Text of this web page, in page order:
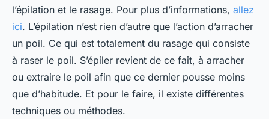
l’épilation et le rasage. Pour plus d’informations, allez
ici. L’épilation n’est rien d’autre que l’action d’arracher
un poil. Ce qui est totalement du rasage qui consiste
à raser le poil. S’épiler revient de ce fait, à arracher
ou extraire le poil afin que ce dernier pousse moins
que d’habitude. Et pour le faire, il existe différentes
techniques ou méthodes.